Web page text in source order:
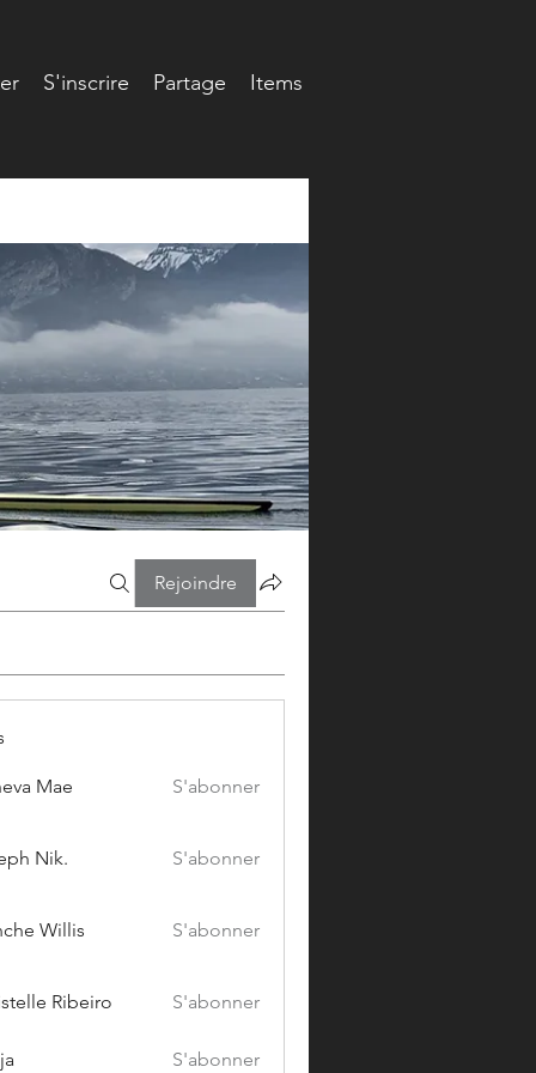
S'inscrire Partage
Items
Rejoindre
Mae S'abonner
Nik. S'abonner
Willis S'abonner
Ribeiro S'abonner
S'abonner